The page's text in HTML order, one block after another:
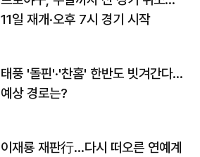
11일 재개·오후 7시 경기 시작
태풍 '돌핀'·'찬홈' 한반도 빗겨간다…
예상 경로는?
이재룡 재판行…다시 떠오른 연예계